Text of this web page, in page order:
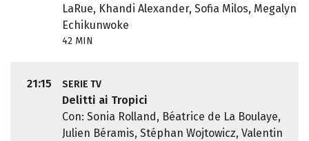
LaRue, Khandi Alexander, Sofia Milos, Megalyn
Echikunwoke
42 MIN
21:15 SERIE TV
Delitti ai Tropici
Con: Sonia Rolland, Béatrice de La Boulaye,
Julien Béramis, Stéphan Wojtowicz, Valentin